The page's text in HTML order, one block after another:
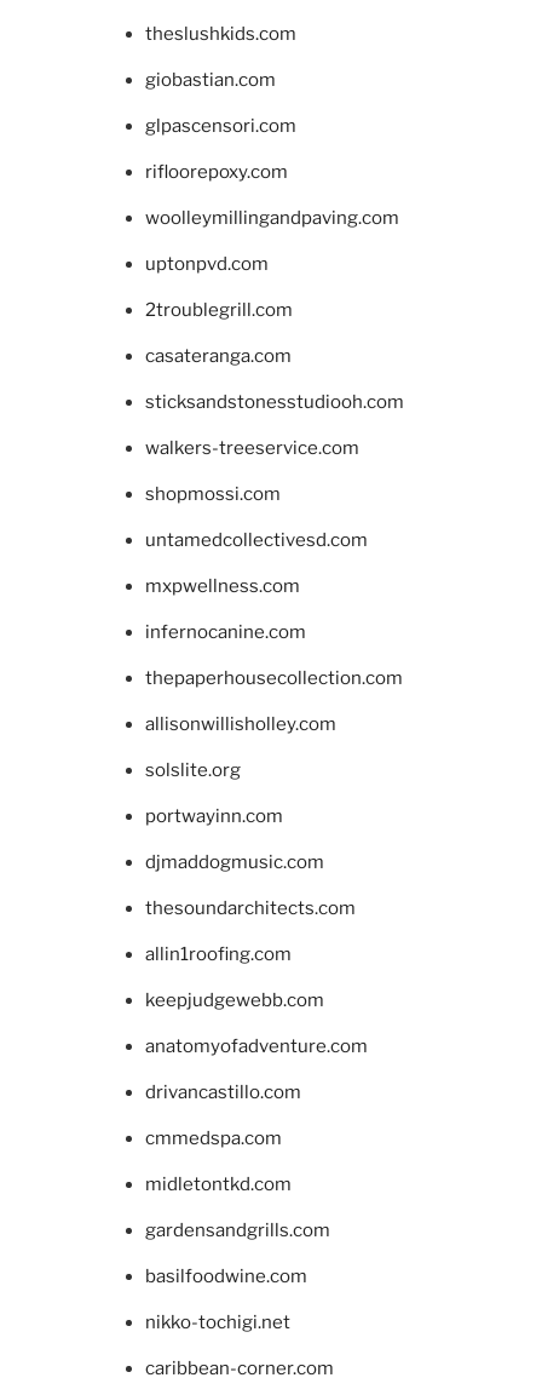
theslushkids.com
giobastian.com
glpascensori.com
rifloorepoxy.com
woolleymillingandpaving.com
uptonpvd.com
2troublegrill.com
casateranga.com
sticksandstonesstudiooh.com
walkers-treeservice.com
shopmossi.com
untamedcollectivesd.com
mxpwellness.com
infernocanine.com
thepaperhousecollection.com
allisonwillisholley.com
solslite.org
portwayinn.com
djmaddogmusic.com
thesoundarchitects.com
allin1roofing.com
keepjudgewebb.com
anatomyofadventure.com
drivancastillo.com
cmmedspa.com
midletontkd.com
gardensandgrills.com
basilfoodwine.com
nikko-tochigi.net
caribbean-corner.com